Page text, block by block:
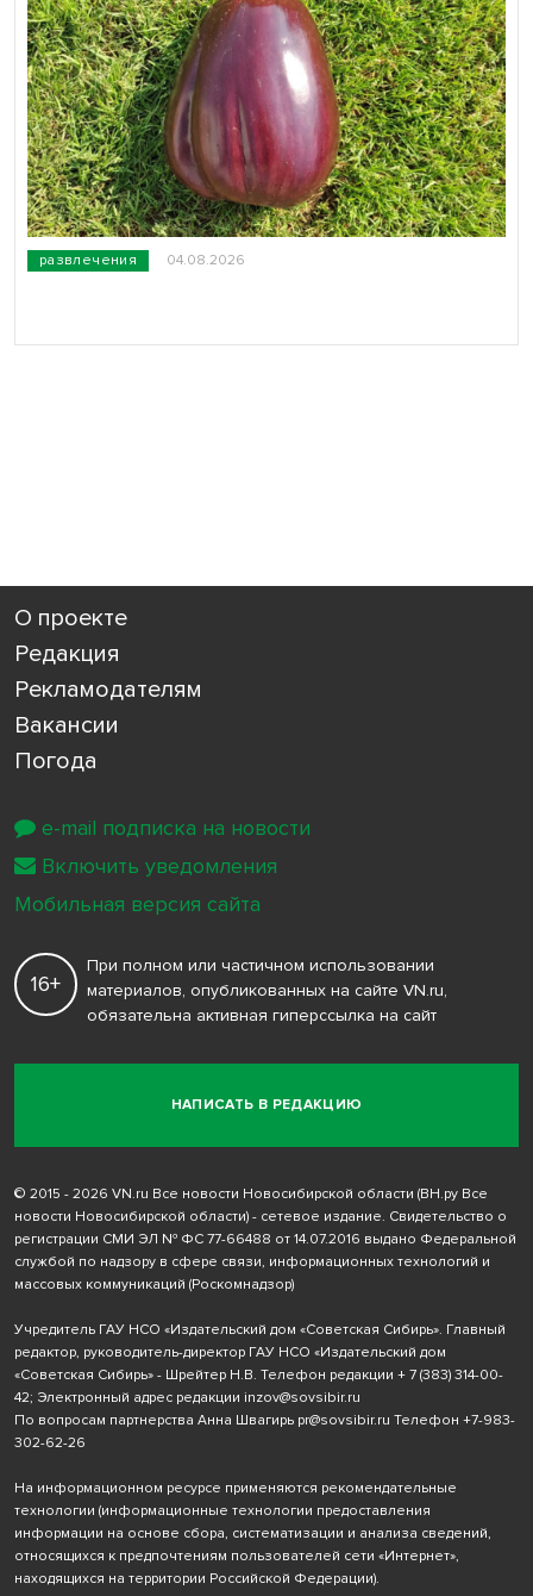
развлечения 04.08.2026
О проекте
Редакция
Рекламодателям
Вакансии
Погода
НАПИСАТЬ В РЕДАКЦИЮ
16+
При полном или частичном использовании
материалов, опубликованных на сайте VN.ru,
обязательна активная гиперссылка на сайт
© 2015 - 2026 VN.ru Все новости Новосибирской области (ВН.ру Все
новости Новосибирской области) - сетевое издание. Свидетельство о
регистрации СМИ ЭЛ № ФС 77-66488 от 14.07.2016 выдано Федеральной
службой по надзору в сфере связи, информационных технологий и
массовых коммуникаций (Роскомнадзор)
Учредитель ГАУ НСО «Издательский дом «Советская Сибирь». Главный
редактор, руководитель-директор ГАУ НСО «Издательский дом
«Советская Сибирь» - Шрейтер Н.В. Телефон редакции + 7 (383) 314-00-
42; Электронный адрес редакции inzov@sovsibir.ru
По вопросам партнерства Анна Швагирь pr@sovsibir.ru Телефон +7-983-
302-62-26
На информационном ресурсе применяются рекомендательные
технологии (информационные технологии предоставления
информации на основе сбора, систематизации и анализа сведений,
относящихся к предпочтениям пользователей сети «Интернет»,
находящихся на территории Российской Федерации).
e-mail подписка на новости
Включить уведомления
Мобильная версия сайта